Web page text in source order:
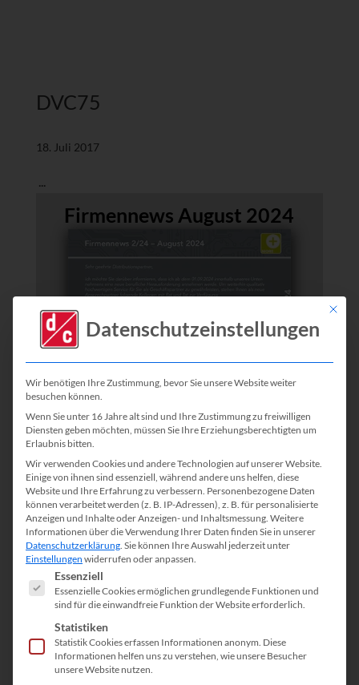
DVC75
18. Juli 2017
Firmennews August 2024
DOWNLOAD
Newsletter August 2024
Mit
Datenschutzeinstellungen
Wir benötigen Ihre Zustimmung, bevor Sie unsere Website weiter
besuchen können.
Wenn Sie unter 16 Jahre alt sind und Ihre Zustimmung zu freiwilligen
Diensten geben möchten, müssen Sie Ihre Erziehungsberechtigten um
Erlaubnis bitten.
Wir verwenden Cookies und andere Technologien auf unserer Website.
Einige von ihnen sind essenziell, während andere uns helfen, diese
Website und Ihre Erfahrung zu verbessern. Personenbezogene Daten
können verarbeitet werden (z. B. IP-Adressen), z. B. für personalisierte
Anzeigen und Inhalte oder Anzeigen- und Inhaltsmessung. Weitere
Informationen über die Verwendung Ihrer Daten finden Sie in unserer
Datenschutzerklärung Sie können Ihre Auswahl jederzeit unter
Einstellungen widerrufen oder anpassen.
Es folgt eine Liste der Service-Gruppen, für die eine
Essenziell
Essenzielle Cookies ermöglichen grundlegende Funktionen und
sind für die einwandfreie Funktion der Website erforderlich.
Statistiken
Statistik Cookies erfassen Informationen anonym. Diese
Informationen helfen uns zu verstehen, wie unsere Besucher
unsere Website nutzen.